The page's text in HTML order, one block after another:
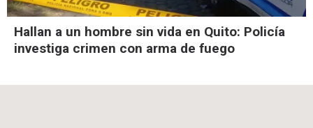
Hallan a un hombre sin vida en Quito: Policía
investiga crimen con arma de fuego